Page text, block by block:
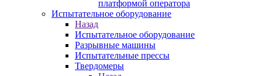
платформой оператора
Испытательное оборудование
Назад
Испытательное оборудование
Разрывные машины
Испытательные прессы
Твердомеры